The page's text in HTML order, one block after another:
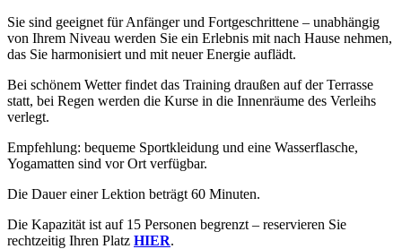
Sie sind geeignet für Anfänger und Fortgeschrittene – unabhängig
von Ihrem Niveau werden Sie ein Erlebnis mit nach Hause nehmen,
das Sie harmonisiert und mit neuer Energie auflädt.
Bei schönem Wetter findet das Training draußen auf der Terrasse
statt, bei Regen werden die Kurse in die Innenräume des Verleihs
verlegt.
Empfehlung: bequeme Sportkleidung und eine Wasserflasche,
Yogamatten sind vor Ort verfügbar.
Die Dauer einer Lektion beträgt 60 Minuten.
Die Kapazität ist auf 15 Personen begrenzt – reservieren Sie
rechtzeitig Ihren Platz HIER.